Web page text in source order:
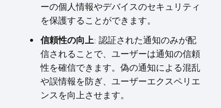
ーの個人情報やデバイスのセキュリティ
を保護することができます。
信頼性の向上: 認証された通知のみが配
信されることで、ユーザーは通知の信頼
性を確信できます。偽の通知による混乱
や誤情報を防ぎ、ユーザーエクスペリエ
ンスを向上させます。